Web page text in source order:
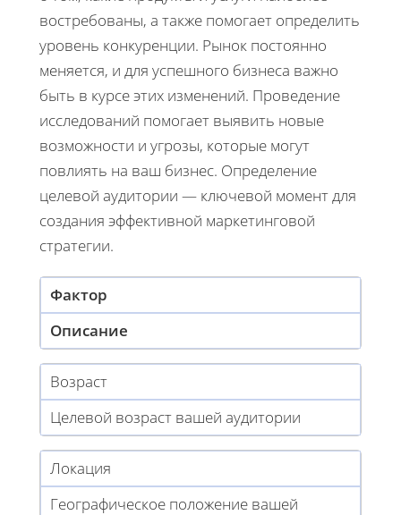
востребованы, а также помогает определить
уровень конкуренции. Рынок постоянно
меняется, и для успешного бизнеса важно
быть в курсе этих изменений. Проведение
исследований помогает выявить новые
возможности и угрозы, которые могут
повлиять на ваш бизнес. Определение
целевой аудитории — ключевой момент для
создания эффективной маркетинговой
стратегии.
Фактор
Описание
Возраст
Целевой возраст вашей аудитории
Локация
Географическое положение вашей